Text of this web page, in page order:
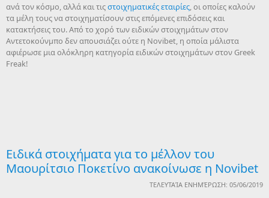
ανά τον κόσμο, αλλά και τιςστοιχηματικές εταιρίες, οι οποίες καλούν
τα μέλη τους να στοιχηματίσουν στις επόμενες επιδόσεις και
κατακτήσεις του. Από το χορό των ειδικών στοιχημάτων στον
Αντετοκούνμπο δεν απουσιάζει ούτε η Novibet, η οποία μάλιστα
αφιέρωσε μια ολόκληρη κατηγορία ειδικών στοιχημάτων στον Greek
Freak!
Ειδικά στοιχήματα για το μέλλον του
Μαουρίτσιο Ποκετίνο ανακοίνωσε η Novibet
ΤΕΛΕΥΤΑΊΑ ΕΝΗΜΈΡΩΣΗ: 05/06/2019